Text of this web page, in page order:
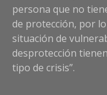
persona que no
de protección, por
situación de
desprotección
tipo de crisis”.